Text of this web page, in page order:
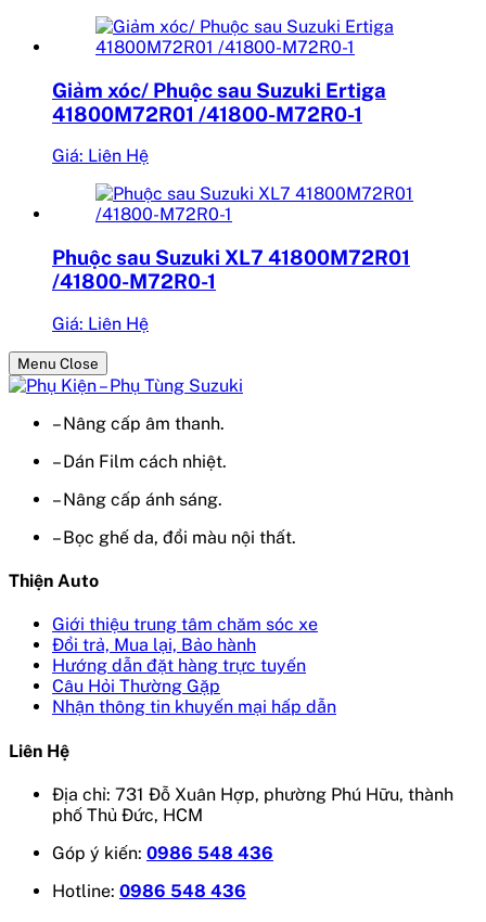
Giảm xóc/ Phuộc sau Suzuki Ertiga
41800M72R01 /41800-M72R0-1
Giá: Liên Hệ
Phuộc sau Suzuki XL7 41800M72R01
/41800-M72R0-1
Giá: Liên Hệ
Menu Close
– Nâng cấp âm thanh.
– Dán Film cách nhiệt.
– Nâng cấp ánh sáng.
– Bọc ghế da, đổi màu nội thất.
Thiện Auto
Giới thiệu trung tâm chăm sóc xe
Đổi trả, Mua lại, Bảo hành
Hướng dẫn đặt hàng trực tuyến
Câu Hỏi Thường Gặp
Nhận thông tin khuyến mại hấp dẫn
Liên Hệ
Địa chỉ: 731 Đỗ Xuân Hợp, phường Phú Hữu, thành
phố Thủ Đức, HCM
Góp ý kiến: 0986 548 436
Hotline: 0986 548 436